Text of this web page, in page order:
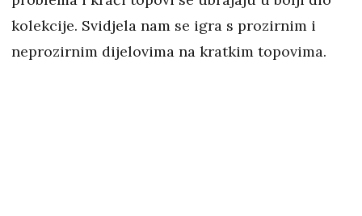
kolekcije. Svidjela nam se igra s prozirnim i
neprozirnim dijelovima na kratkim topovima.